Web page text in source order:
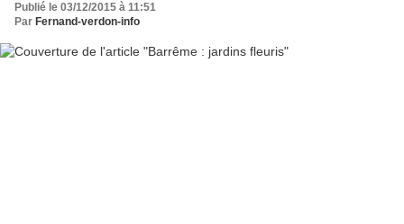
Publié le 03/12/2015 à 11:51
Par Fernand-verdon-info